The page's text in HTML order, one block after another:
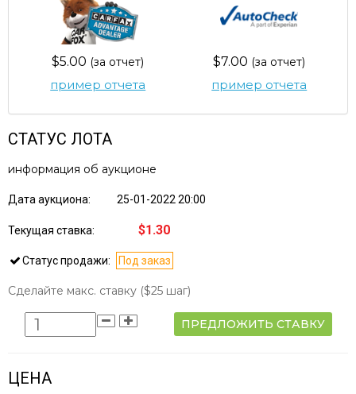
$5.00 (за отчет)
пример отчета
$7.00 (за отчет)
пример отчета
СТАТУС ЛОТА
информация об аукционе
Дата аукциона: 25-01-2022 20:00
Текущая ставка: $1.30
Статус продажи: Под заказ
Сделайте макс. ставку ($25 шаг)
ПРЕДЛОЖИТЬ СТАВКУ
ЦЕНА